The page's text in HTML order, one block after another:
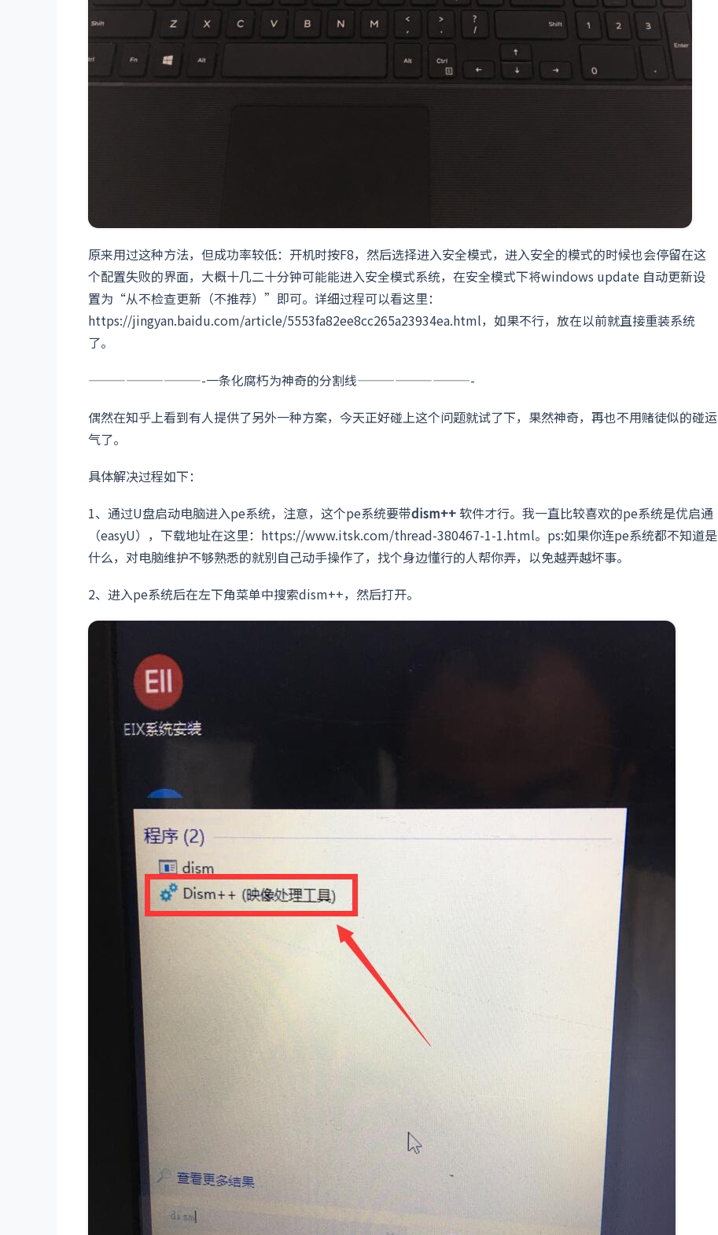
原来用过这种方法，但成功率较低：开机时按F8，然后选择进入安全模式，进入安全的模式的时候也会停留在这
个配置失败的界面，大概十几二十分钟可能能进入安全模式系统，在安全模式下将windows update 自动更新设
置为“从不检查更新（不推荐）”即可。详细过程可以看这里：
https://jingyan.baidu.com/article/5553fa82ee8cc265a23934ea.html，如果不行，放在以前就直接重装系统
了。
—————————-一条化腐朽为神奇的分割线—————————-
偶然在知乎上看到有人提供了另外一种方案，今天正好碰上这个问题就试了下，果然神奇，再也不用赌徒似的碰运
气了。
具体解决过程如下：
1、通过U盘启动电脑进入pe系统，注意，这个pe系统要带dism++ 软件才行。我一直比较喜欢的pe系统是优启通
（easyU），下载地址在这里：https://www.itsk.com/thread-380467-1-1.html。ps:如果你连pe系统都不知道是
什么，对电脑维护不够熟悉的就别自己动手操作了，找个身边懂行的人帮你弄，以免越弄越坏事。
2、进入pe系统后在左下角菜单中搜索dism++，然后打开。